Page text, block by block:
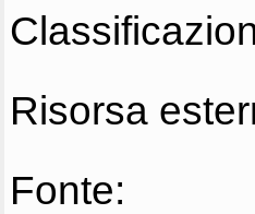
Risorsa
Fonte: